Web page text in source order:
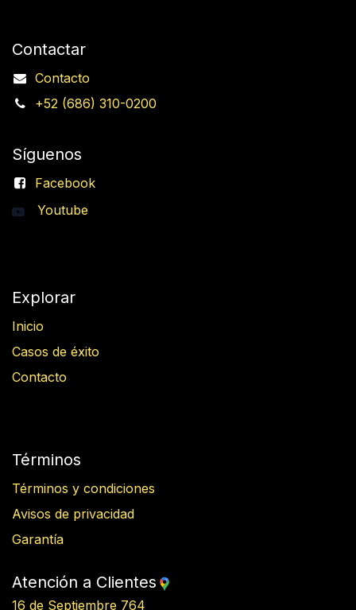
Contactar
Contacto
+52 (686) 310-0200
Síguenos
Facebook
Youtube
Explorar
Inicio
Casos de éxito
Contacto
Términos
Términos y condiciones
Avisos de privacidad
Garantía
Atención a Clientes
16 de Septiembre 764